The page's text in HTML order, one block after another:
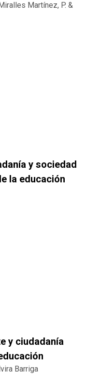
Martínez, P. &
y sociedad
la educación
y ciudadanía
Barriga